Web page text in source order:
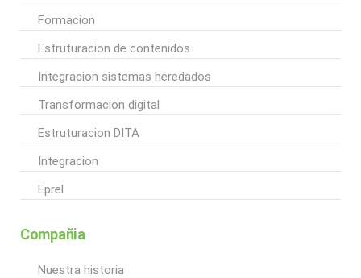
Formacion
Estruturacion de contenidos
Integracion sistemas heredados
Transformacion digital
Estruturacion DITA
Integracion
Eprel
Compañia
Nuestra historia